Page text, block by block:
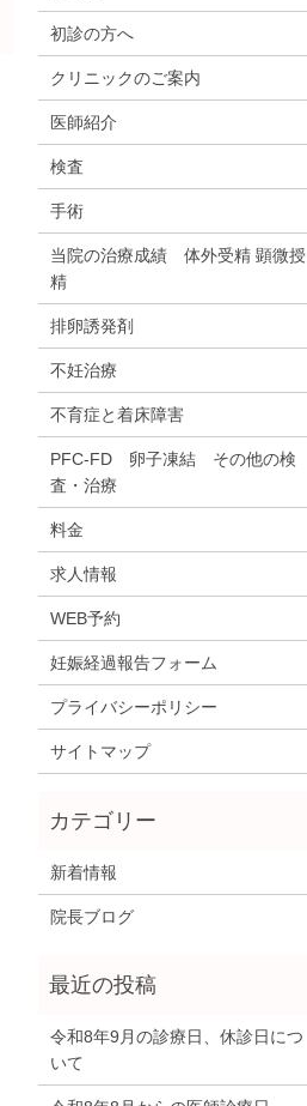
初診の方へ
クリニックのご案内
医師紹介
検査
手術
当院の治療成績 体外受精 顕微授
精
排卵誘発剤
不妊治療
不育症と着床障害
PFC-FD 卵子凍結 その他の検
査・治療
料金
求人情報
WEB予約
妊娠経過報告フォーム
プライバシーポリシー
サイトマップ
新着情報
院長ブログ
令和8年9月の診療日、休診日につ
いて